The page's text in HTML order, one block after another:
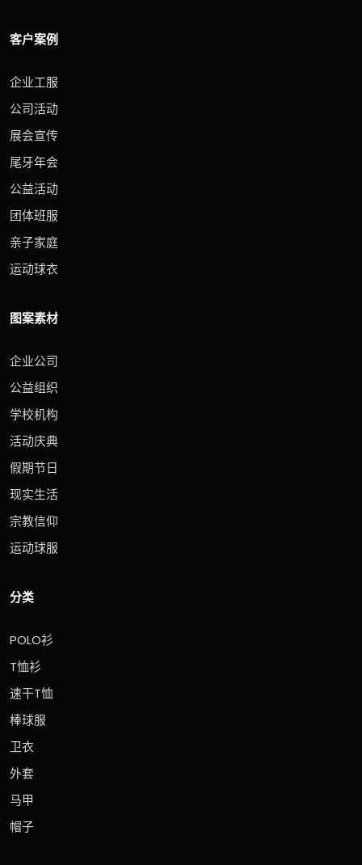
客户案例
企业工服
公司活动
展会宣传
尾牙年会
公益活动
团体班服
亲子家庭
运动球衣
图案素材
企业公司
公益组织
学校机构
活动庆典
假期节日
现实生活
宗教信仰
运动球服
分类
POLO衫
T恤衫
速干T恤
棒球服
卫衣
外套
马甲
帽子